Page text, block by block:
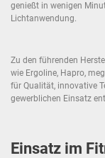
genießt in wenigen
Lichtanwendung.
Zu den führenden
wie Ergoline, Hapro,
für Qualität, innovative
gewerblichen Einsatz
Einsatz im